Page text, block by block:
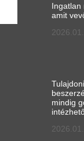
Ingatlan
amit
mindig